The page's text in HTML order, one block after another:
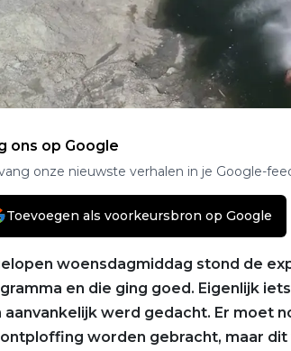
ons op Google
onze nieuwste verhalen in je Google-
Toevoegen als voorkeursbron op Google
woensdagmiddag stond de
en die ging goed. Eigenlijk
aanvankelijk werd gedacht. Er moet
worden gebracht, maar